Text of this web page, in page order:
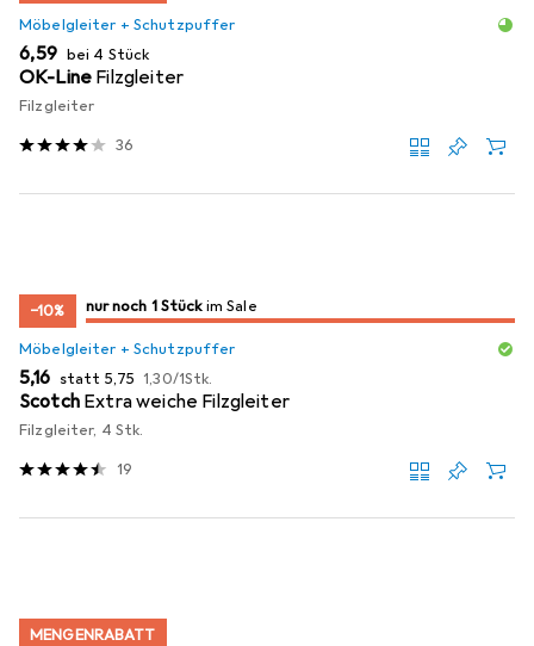
Möbelgleiter + Schutzpuffer
EUR
6,59 bei 4 Stück
OK-Line Filzgleiter
Filzgleiter
36
−10% noch 1 Stückim Sale
nur noch 1 Stück im Sale
Möbelgleiter + Schutzpuffer
EUR
5,16 statt EUR
5,75 EUR
1,30/1Stk.
Scotch Extra weiche Filzgleiter
Filzgleiter, 4 Stk.
19
MENGENRABATT